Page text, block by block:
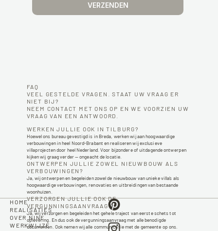
VERZENDEN
FAQ
VEEL GESTELDE VRAGEN. STAAT UW VRAAG ER
NIET BIJ?
NEEM CONTACT MET ONS OP EN WE VOORZIEN UW
VRAAG VAN EEN ANTWOORD.
WERKEN JULLIE OOK IN TILBURG?
Hoewel ons bureau gevestigd is in Breda, werken wij aan hoogwaardige
verbouwingen in heel Noord-Brabant en realiseren wij exclusieve
villaprojecten door heel Nederland. Voor bijzondere of uitdagende ontwerpen
kijken wij graag verder — ongeacht de locatie.
ONTWERPEN JULLIE ZOWEL NIEUWBOUW ALS
VERBOUWINGEN?
Ja, wij ontwerpen en begeleiden zowel de nieuwbouw van unieke villa’s als
hoogwaardige verbouwingen, renovaties en uitbreidingen van bestaande
woonhuizen.
VERZORGEN JULLIE OOK DE
VERGUNNINGSAANVRAAG?
Ja, wij verzorgen en begeleiden het gehele traject van eerste schets tot
oplevering. En dus ook de vergunningsaanvraag met alle benodigde
documenten. Ook nemen wij alle communicatie met de gemeente op ons.
HOME
REALISATIES
OVER NINE
WERKWIJZE